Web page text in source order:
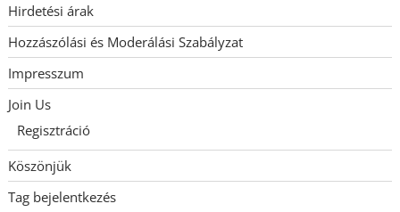
Hirdetési árak
Hozzászólási és Moderálási Szabályzat
Impresszum
Join Us
Regisztráció
Köszönjük
Tag bejelentkezés